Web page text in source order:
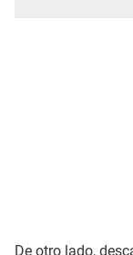
De otro lado,